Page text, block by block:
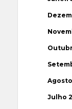
Julho